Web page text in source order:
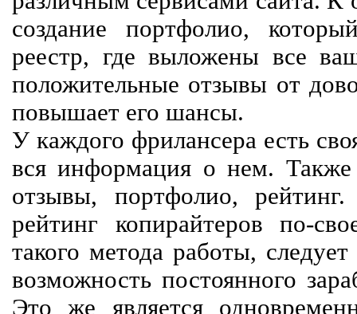
создание портфолио,
реестр, где выложены все
положительные отзывы от
повышает его шансы.
У каждого фрилансера есть
вся информация о нем. Также
отзывы, портфолио,
рейтинг копирайтеров по-
такого метода работы,
возможность постоянного
Это же является